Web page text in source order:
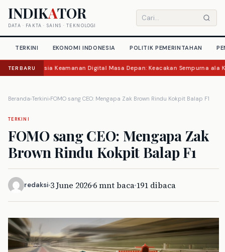
Langsung
ke
konten
INDIKATOR
DATA · FAKTA · SAINS · TEKNOLOGI
Cari
artikel
TERKINI EKONOMI INDONESIA POLITIK PEMERINTAHAN
TERBARU
Keamanan Digital Masa Depan: Keacakan Sempurna ala Kuantum
Beranda›Terkini›FOMO sang CEO: Mengapa Zak Brown Rindu Kokpit Balap F1
TERKINI
FOMO sang CEO: Mengapa Zak
Brown Rindu Kokpit Balap F1
redaksi 3 June 20266 mnt baca191 dibaca